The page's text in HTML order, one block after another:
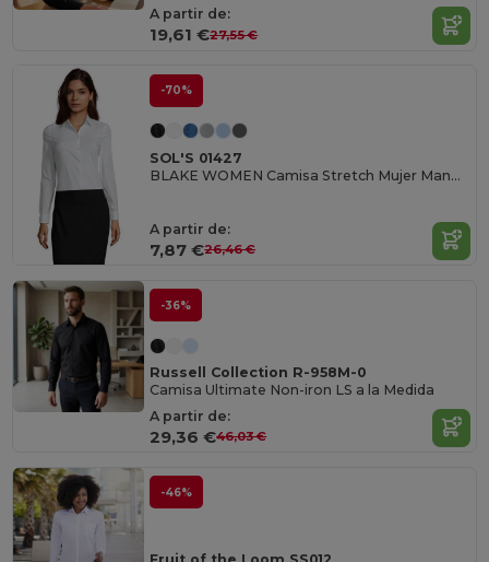
A partir de:
19,61 €27,55 €
-70%
SOL'S 01427
BLAKE WOMEN Camisa Stretch Mujer Manga Larga
A partir de:
7,87 €26,46 €
-36%
Russell Collection R-958M-0
Camisa Ultimate Non-iron LS a la Medida
A partir de:
29,36 €46,03 €
-46%